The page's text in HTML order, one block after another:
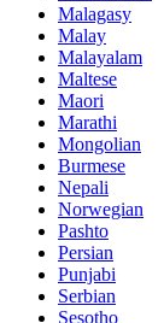
Malagasy
Malay
Malayalam
Maltese
Maori
Marathi
Mongolian
Burmese
Nepali
Norwegian
Pashto
Persian
Punjabi
Serbian
Sesotho